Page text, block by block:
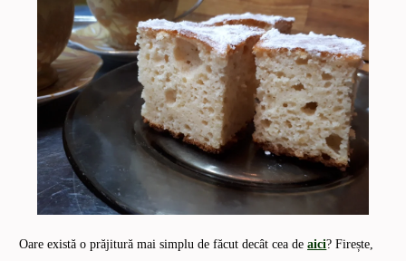
Oare există o prăjitură mai simplu de făcut decât cea deaici? Firește,